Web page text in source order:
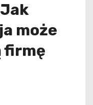
może
firmę